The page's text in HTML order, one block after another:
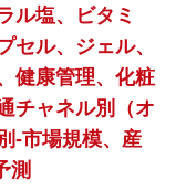
ル塩、ビタミ
セル、ジェル、
健康管理、化粧
チャネル別（オ
-市場規模、産
測